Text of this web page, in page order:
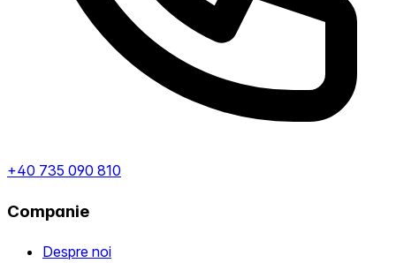
+40 735 090 810
Companie
Despre noi